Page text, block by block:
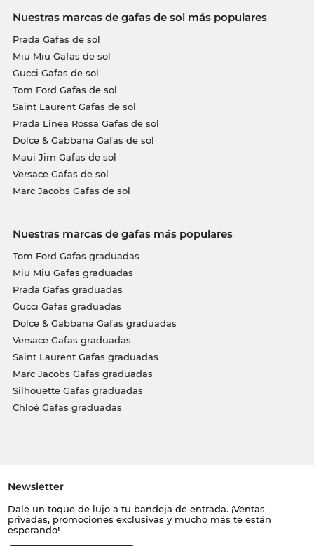
Nuestras marcas de gafas de sol más populares
Prada Gafas de sol
Miu Miu Gafas de sol
Gucci Gafas de sol
Tom Ford Gafas de sol
Saint Laurent Gafas de sol
Prada Linea Rossa Gafas de sol
Dolce & Gabbana Gafas de sol
Maui Jim Gafas de sol
Versace Gafas de sol
Marc Jacobs Gafas de sol
Nuestras marcas de gafas más populares
Tom Ford Gafas graduadas
Miu Miu Gafas graduadas
Prada Gafas graduadas
Gucci Gafas graduadas
Dolce & Gabbana Gafas graduadas
Versace Gafas graduadas
Saint Laurent Gafas graduadas
Marc Jacobs Gafas graduadas
Silhouette Gafas graduadas
Chloé Gafas graduadas
Newsletter
Dale un toque de lujo a tu bandeja de entrada. ¡Ventas
privadas, promociones exclusivas y mucho más te están
esperando!